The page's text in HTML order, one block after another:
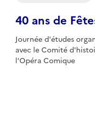
40 ans de
Journée d'études
avec le Comité
l'Opéra Comique